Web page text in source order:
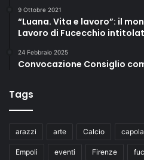
9 Ottobre 2021
“Luana. Vita e lavoro”: il
Lavoro di Fucecchio
24 Febbraio 2025
Convocazione Consiglio
Tags
arazzi arte Calcio
Empoli eventi Firenze